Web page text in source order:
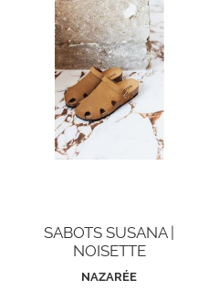
SABOTS SUSANA |
NOISETTE
NAZARÉE